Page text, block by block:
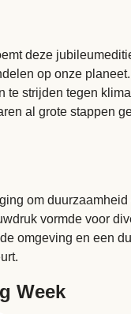
deze
op onze
strijden tegen
al grote stappen
om
vormde voor
omgeving en een
Week